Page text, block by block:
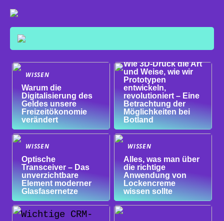
WISSEN
Warum die
Digitalisierung des
Geldes unsere
Freizeitökonomie
verändert
WISSEN
Wie 3D-Druck die Art
und Weise, wie wir
Prototypen
entwickeln,
revolutioniert – Eine
Betrachtung der
Möglichkeiten bei
Botland
WISSEN
Optische
Transceiver – Das
unverzichtbare
Element moderner
Glasfasernetze
WISSEN
Alles, was man über
die richtige
Anwendung von
Lockencreme
wissen sollte